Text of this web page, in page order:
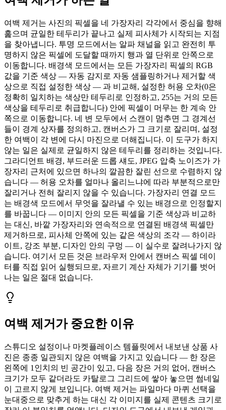
여백 제거는 사진의 픽셀을 네 가장자리 각각에서 중심을 향해
훑으며 균일한 테두리가 끝나고 실제 피사체가 시작되는 지점
을 찾아냅니다. 투명 모드에서는 알파 채널을 읽고 완전히 투
명하지 않은 픽셀에 도달할 때까지 행과 열 단위로 안쪽으로
이동합니다. 배경색 모드에서는 모든 가장자리 픽셀의 RGB
값을 기준 색상 — 자동 감지로 자동 샘플링하거나 제거할 색
상으로 직접 설정한 색상 — 과 비교해, 설정한 허용 오차(0은
정확히 일치하는 색상만 테두리로 인정하고, 255는 거의 모든
색상을 테두리로 취급합니다) 안에 픽셀이 머무는 한 계속 안
쪽으로 이동합니다. 네 변 모두에서 스캔이 멈추면 그 경계선
들이 경계 상자를 정의하고, 캔버스가 그 크기로 잘리며, 설정
한 여백이 각 변에 다시 마진으로 더해집니다. 이 도구가 하지
않는 일은 실제로 균일하지 않은 테두리를 정리하는 것입니다.
그라디언트 배경, 부드러운 드롭 섀도, JPEG 압축 노이즈가 가
장자리 근처에 있으면 하나의 깔끔한 잘린 선으로 수렴하지 않
습니다 — 허용 오차를 얼마나 올리느냐에 따라 부분적으로만
잘리거나 전혀 잘리지 않을 수 있습니다. 가장자리 연결 모드
는 배경색 모드에서 무엇을 잘라낼 수 있는 배경으로 인정할지
를 바꿉니다 — 이미지 안의 모든 픽셀을 기준 색상과 비교하
는 대신, 바깥 가장자리와 연속적으로 연결된 배경색 픽셀만
제거하므로, 피사체 안쪽에 있는 같은 색상의 조각 — 하이라
이트, 강조 부분, 디자인 안의 구멍 — 이 실수로 잘려나가지 않
습니다. 여기서 모든 것은 브라우저 안에서 캔버스 픽셀 데이
터를 직접 읽어 실행되므로, 자르기 계산 자체가 기기를 벗어
나는 일은 절대 없습니다.
여백 제거가 중요한 이유
스튜디오 설정이나 마켓플레이스 템플릿에서 내보낸 상품 사
진은 종종 일관되지 않은 여백을 가지고 있습니다 — 한 장은
왼쪽에 1인치의 빈 공간이 있고, 다음 장은 거의 없어, 캔버스
크기가 모두 같더라도 카탈로그 그리드에 쌓아 놓으면 썸네일
이 고르지 않게 보입니다. 여백 제거는 파일마다 마퀴 선택을
눈대중으로 맞추게 하는 대신 각 이미지를 실제 콘텐츠 크기로